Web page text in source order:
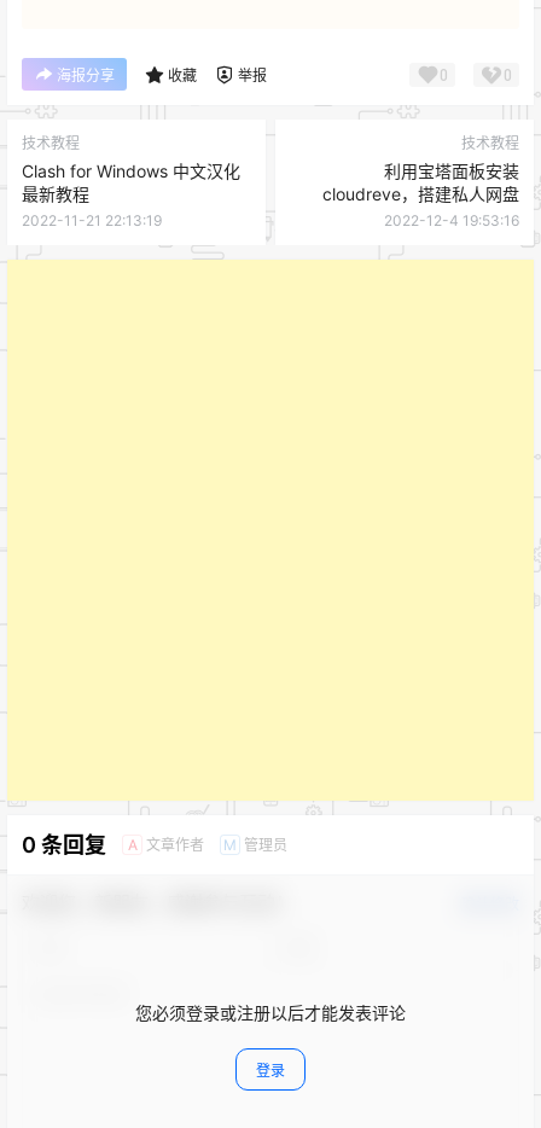
海报分享 收藏 举报 0 0
技术教程
Clash for Windows 中文汉化
最新教程
2022-11-21 22:13:19
技术教程
利用宝塔面板安装
cloudreve，搭建私人网盘
2022-12-4 19:53:16
0 条回复 A 文章作者 M 管理员
您必须登录或注册以后才能发表评论
登录